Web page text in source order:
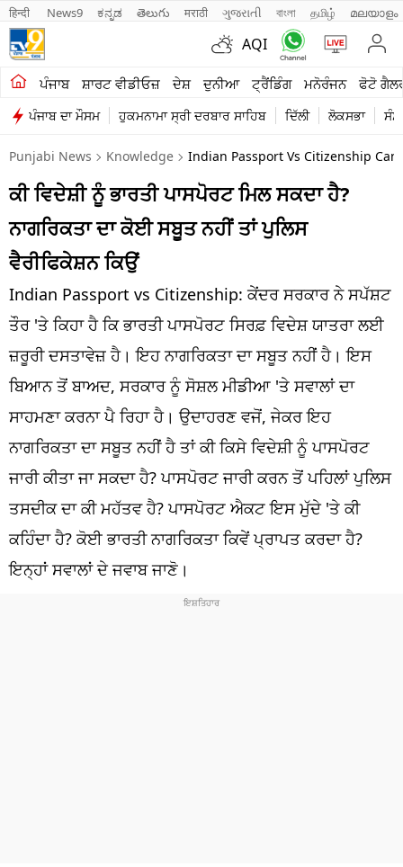
हिन्दी News9 ಕನ್ನಡ తెలుగు मराठी ગુજરાતી বাংলা தமிழ் മലയാളം
AQI
ਪੰਜਾਬ ਸ਼ਾਰਟ ਵੀਡੀਓਜ਼ ਦੇਸ਼ ਦੁਨੀਆ ਟ੍ਰੈਂਡਿੰਗ ਮਨੋਰੰਜਨ ਫੋਟੋ
ਪੰਜਾਬ ਦਾ ਮੌਸਮ ਹੁਕਮਨਾਮਾ ਸ੍ਰੀ ਦਰਬਾਰ ਸਾਹਿਬ ਦਿੱਲੀ ਲੋਕਸਭਾ
ਖੇਤੀਬਾੜੀ
ਸ਼ਾਰਟ ਵੀਡੀਓਜ਼
ਕਾਰੋਬਾਰ
ਕਰਿਅਰ
ਮਨੋਰੰਜਨ
ਦੇਸ਼
ਲਾਈਫ ਸਟਾਈਲ
ਪੰਜਾਬ
ਧਰਮ
ਖੇਡਾਂ
ਟ੍ਰੈਂਡਿੰਗ
ਮੌਸਮ
Punjabi News Knowledge Indian Passport Vs Citizenship
ਕੀ ਵਿਦੇਸ਼ੀ ਨੂੰ ਭਾਰਤੀ ਪਾਸਪੋਰਟ ਮਿਲ ਸਕਦਾ ਹੈ?
ਨਾਗਰਿਕਤਾ ਦਾ ਕੋਈ ਸਬੂਤ ਨਹੀਂ ਤਾਂ ਪੁਲਿਸ
ਵੈਰੀਫਿਕੇਸ਼ਨ ਕਿਉਂ
Indian Passport vs Citizenship: ਕੇਂਦਰ ਸਰਕਾਰ ਨੇ ਸਪੱਸ਼ਟ
ਤੌਰ 'ਤੇ ਕਿਹਾ ਹੈ ਕਿ ਭਾਰਤੀ ਪਾਸਪੋਰਟ ਸਿਰਫ਼ ਵਿਦੇਸ਼ ਯਾਤਰਾ ਲਈ
ਜ਼ਰੂਰੀ ਦਸਤਾਵੇਜ਼ ਹੈ। ਇਹ ਨਾਗਰਿਕਤਾ ਦਾ ਸਬੂਤ ਨਹੀਂ ਹੈ। ਇਸ
ਬਿਆਨ ਤੋਂ ਬਾਅਦ, ਸਰਕਾਰ ਨੂੰ ਸੋਸ਼ਲ ਮੀਡੀਆ 'ਤੇ ਸਵਾਲਾਂ ਦਾ
ਸਾਹਮਣਾ ਕਰਨਾ ਪੈ ਰਿਹਾ ਹੈ। ਉਦਾਹਰਣ ਵਜੋਂ, ਜੇਕਰ ਇਹ
ਨਾਗਰਿਕਤਾ ਦਾ ਸਬੂਤ ਨਹੀਂ ਹੈ ਤਾਂ ਕੀ ਕਿਸੇ ਵਿਦੇਸ਼ੀ ਨੂੰ ਪਾਸਪੋਰਟ
ਜਾਰੀ ਕੀਤਾ ਜਾ ਸਕਦਾ ਹੈ? ਪਾਸਪੋਰਟ ਜਾਰੀ ਕਰਨ ਤੋਂ ਪਹਿਲਾਂ ਪੁਲਿਸ
ਤਸਦੀਕ ਦਾ ਕੀ ਮਹੱਤਵ ਹੈ? ਪਾਸਪੋਰਟ ਐਕਟ ਇਸ ਮੁੱਦੇ 'ਤੇ ਕੀ
ਕਹਿੰਦਾ ਹੈ? ਕੋਈ ਭਾਰਤੀ ਨਾਗਰਿਕਤਾ ਕਿਵੇਂ ਪ੍ਰਾਪਤ ਕਰਦਾ ਹੈ?
ਇਨ੍ਹਾਂ ਸਵਾਲਾਂ ਦੇ ਜਵਾਬ ਜਾਣੋ।